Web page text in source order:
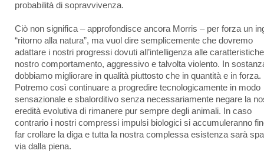
probabilità di sopravvivenza.
Ciò non significa – approfondisce ancora Morris – per forza un
“ritorno alla natura”, ma vuol dire semplicemente che dovremo
adattare i nostri progressi dovuti all’intelligenza alle
nostro comportamento, aggressivo e talvolta violento. In
dobbiamo migliorare in qualità piuttosto che in quantità e in forza.
Potremo così continuare a progredire tecnologicamente in modo
sensazionale e sbalorditivo senza necessariamente negare la
eredità evolutiva di rimanere pur sempre degli animali. In caso
contrario i nostri compressi impulsi biologici si accumuleranno
far crollare la diga e tutta la nostra complessa esistenza sarà
via dalla piena.